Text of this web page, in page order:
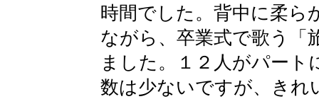
時間でした。背中に柔ら
ながら、卒業式で歌う「
ました。１２人がパー
数は少ないですが、きれ